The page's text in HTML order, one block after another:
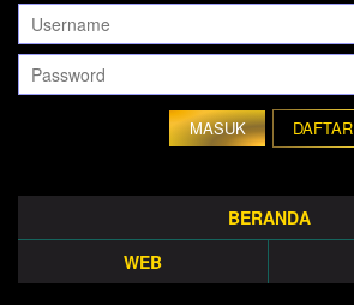
DAFTAR
BERANDA
WEB